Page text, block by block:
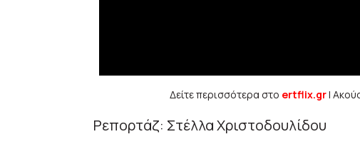
Δείτε περισσότερα στο ertflix.gr|
Ρεπορτάζ: Στέλλα Χριστοδουλίδου